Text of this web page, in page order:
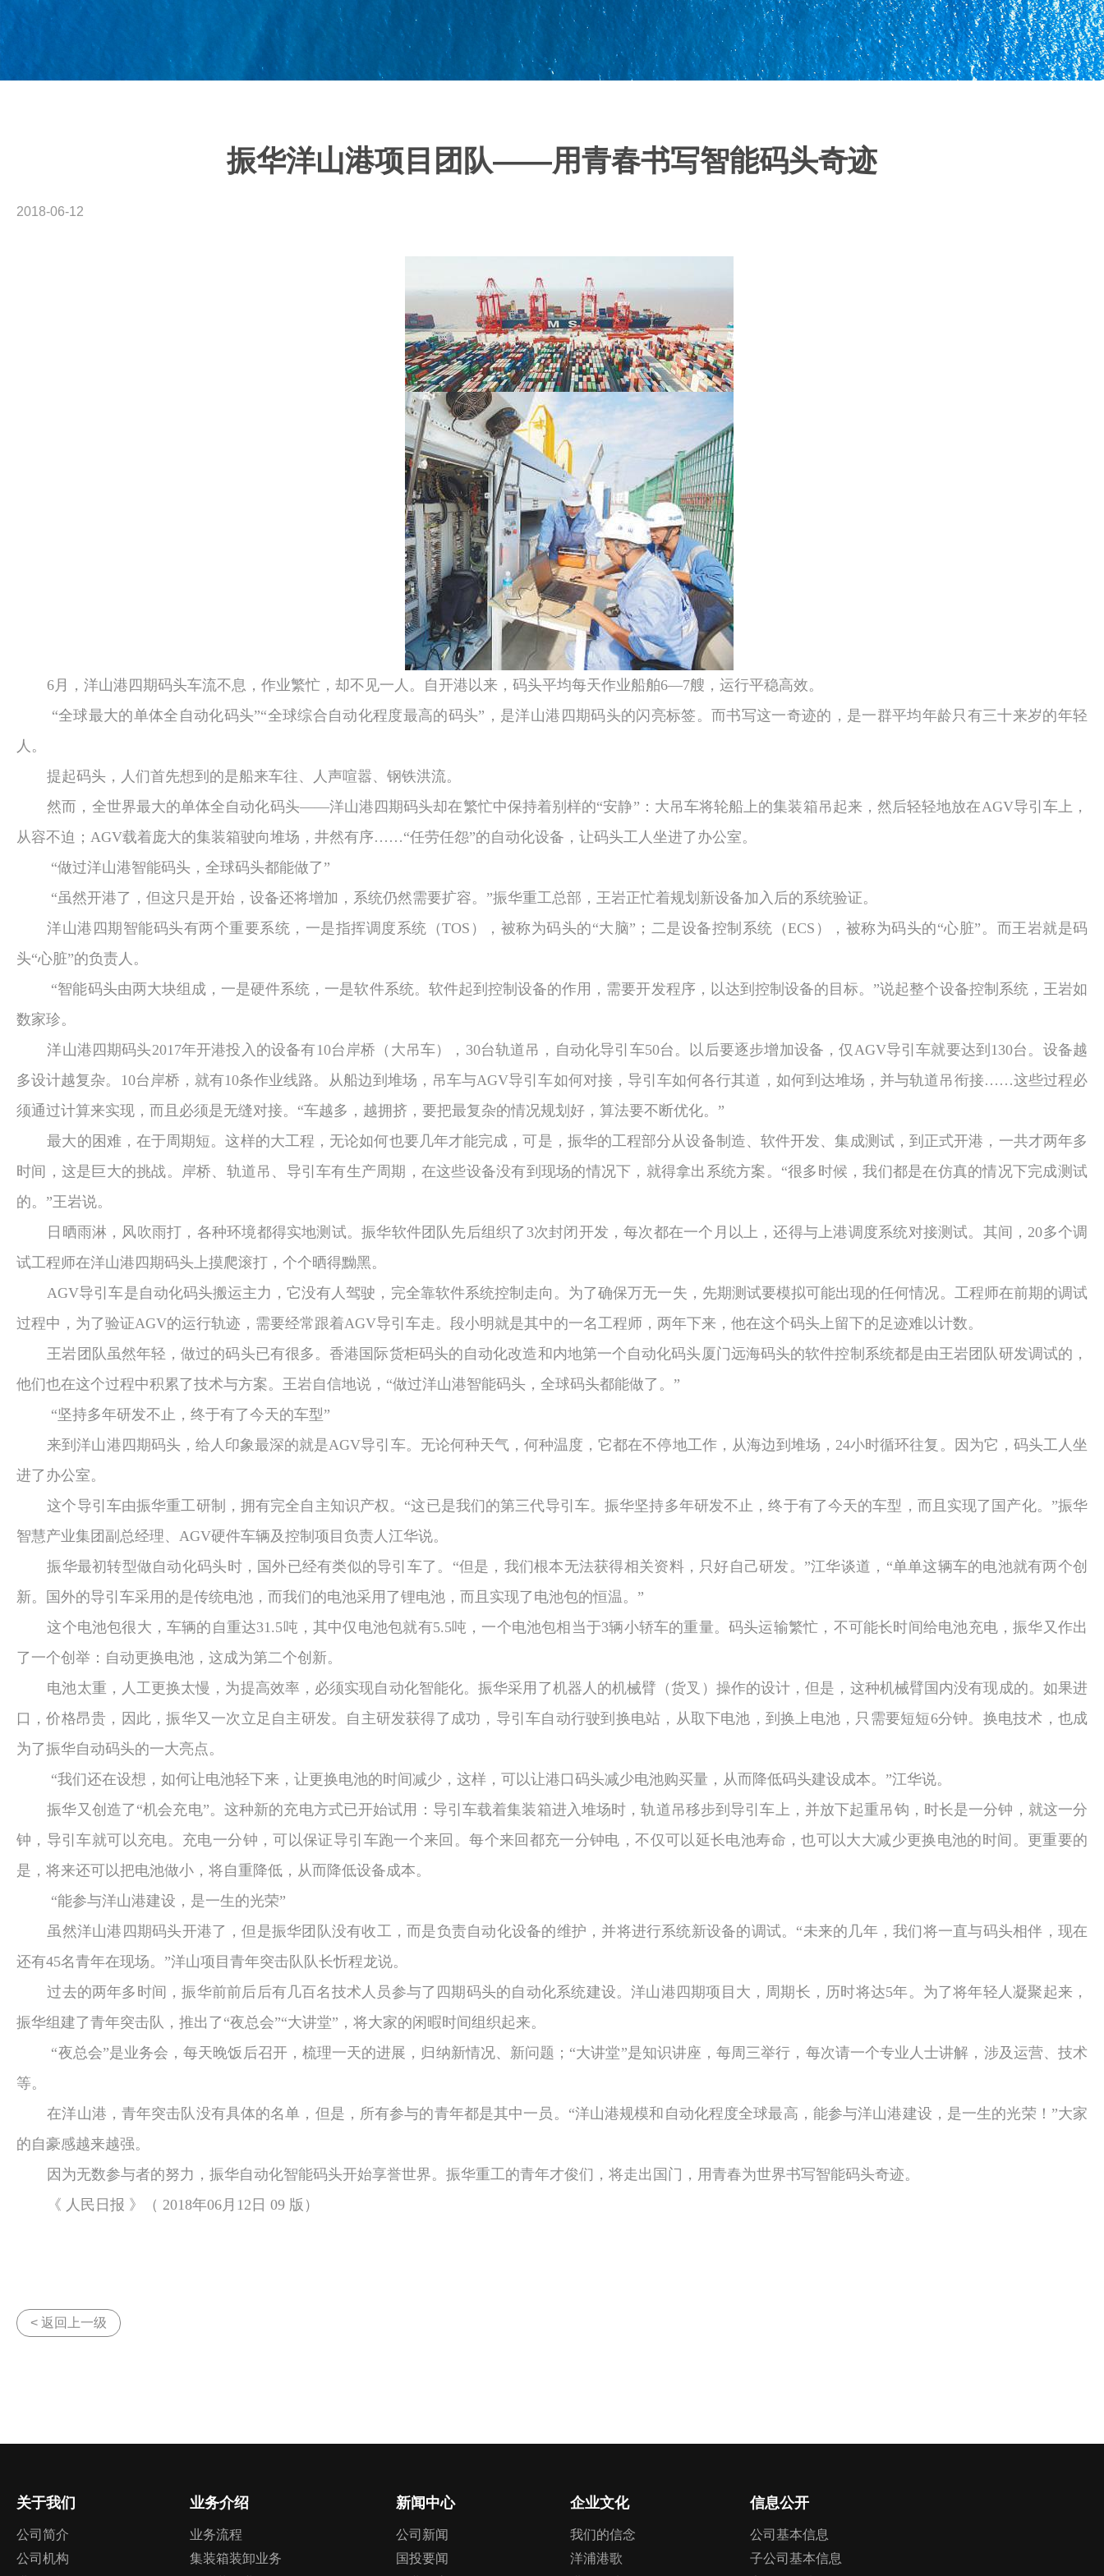
振华洋山港项目团队——用青春书写智能码头奇迹
2018-06-12
6月，洋山港四期码头车流不息，作业繁忙，却不见一人。自开港以来，码头平均每天作业船舶6—7艘，运行平稳高效。
“全球最大的单体全自动化码头”“全球综合自动化程度最高的码头”，是洋山港四期码头的闪亮标签。而书写这一奇迹的，是一群平均年龄只有三十来岁的年轻
人。
提起码头，人们首先想到的是船来车往、人声喧嚣、钢铁洪流。
然而，全世界最大的单体全自动化码头——洋山港四期码头却在繁忙中保持着别样的“安静”：大吊车将轮船上的集装箱吊起来，然后轻轻地放在AGV导引车上，
从容不迫； AGV载着庞大的集装箱驶向堆场，井然有序……“任劳任怨”的自动化设备，让码头工人坐进了办公室。
“做过洋山港智能码头，全球码头都能做了”
“虽然开港了，但这只是开始，设备还将增加，系统仍然需要扩容。”振华重工总部，王岩正忙着规划新设备加入后的系统验证。
洋山港四期智能码头有两个重要系统，一是指挥调度系统（TOS ），被称为码头的“大脑”；二是设备控制系统（ECS ），被称为码头的“心脏”。而王岩就是码
头“心脏”的负责人。
“智能码头由两大块组成，一是硬件系统，一是软件系统。软件起到控制设备的作用，需要开发程序，以达到控制设备的目标。”说起整个设备控制系统，王岩如
数家珍。
洋山港四期码头2017年开港投入的设备有10台岸桥（大吊车）， 30台轨道吊，自动化导引车50台。以后要逐步增加设备，仅AGV导引车就要达到 130台。设备越
多设计越复杂。 10台岸桥，就有10条作业线路。从船边到堆场，吊车与AGV导引车如何对接，导引车如何各行其道，如何到达堆场，并与轨道吊衔接……这些过程必
须通过计算来实现，而且必须是无缝对接。“车越多，越拥挤，要把最复杂的情况规划好，算法要不断优化。”
最大的困难，在于周期短。这样的大工程，无论如何也要几年才能完成，可是，振华的工程部分从设备制造、软件开发、集成测试，到正式开港，一共才两年多
时间，这是巨大的挑战。岸桥、轨道吊、导引车有生产周期，在这些设备没有到现场的情况下，就得拿出系统方案。“很多时候，我们都是在仿真的情况下完成测试
的。”王岩说。
日晒雨淋，风吹雨打，各种环境都得实地测试。振华软件团队先后组织了 3次封闭开发，每次都在一个月以上，还得与上港调度系统对接测试。其间，20多个调
试工程师在洋山港四期码头上摸爬滚打，个个晒得黝黑。
AGV导引车是自动化码头搬运主力，它没有人驾驶，完全靠软件系统控制走向。为了确保万无一失，先期测试要模拟可能出现的任何情况。工程师在前期的调试
过程中，为了验证AGV的运行轨迹，需要经常跟着AGV导引车走。段小明就是其中的一名工程师，两年下来，他在这个码头上留下的足迹难以计数。
王岩团队虽然年轻，做过的码头已有很多。香港国际货柜码头的自动化改造和内地第一个自动化码头厦门远海码头的软件控制系统都是由王岩团队研发调试的，
他们也在这个过程中积累了技术与方案。王岩自信地说，“做过洋山港智能码头，全球码头都能做了。”
“坚持多年研发不止，终于有了今天的车型”
来到洋山港四期码头，给人印象最深的就是AGV导引车。无论何种天气，何种温度，它都在不停地工作，从海边到堆场，24小时循环往复。因为它，码头工人坐
进了办公室。
这个导引车由振华重工研制，拥有完全自主知识产权。“这已是我们的第三代导引车。振华坚持多年研发不止，终于有了今天的车型，而且实现了国产化。”振华
智慧产业集团副总经理、 AGV硬件车辆及控制项目负责人江华说。
振华最初转型做自动化码头时，国外已经有类似的导引车了。“但是，我们根本无法获得相关资料，只好自己研发。”江华谈道，“单单这辆车的电池就有两个创
新。国外的导引车采用的是传统电池，而我们的电池采用了锂电池，而且实现了电池包的恒温。”
这个电池包很大，车辆的自重达31.5吨，其中仅电池包就有5.5吨，一个电池包相当于3辆小轿车的重量。码头运输繁忙，不可能长时间给电池充电，振华又作出
了一个创举：自动更换电池，这成为第二个创新。
电池太重，人工更换太慢，为提高效率，必须实现自动化智能化。振华采用了机器人的机械臂（货叉）操作的设计，但是，这种机械臂国内没有现成的。如果进
口，价格昂贵，因此，振华又一次立足自主研发。自主研发获得了成功，导引车自动行驶到换电站，从取下电池，到换上电池，只需要短短6分钟。换电技术，也成
为了振华自动码头的一大亮点。
“我们还在设想，如何让电池轻下来，让更换电池的时间减少，这样，可以让港口码头减少电池购买量，从而降低码头建设成本。”江华说。
振华又创造了“机会充电”。这种新的充电方式已开始试用：导引车载着集装箱进入堆场时，轨道吊移步到导引车上，并放下起重吊钩，时长是一分钟，就这一分
钟，导引车就可以充电。充电一分钟，可以保证导引车跑一个来回。每个来回都充一分钟电，不仅可以延长电池寿命，也可以大大减少更换电池的时间。更重要的
是，将来还可以把电池做小，将自重降低，从而降低设备成本。
“能参与洋山港建设，是一生的光荣”
虽然洋山港四期码头开港了，但是振华团队没有收工，而是负责自动化设备的维护，并将进行系统新设备的调试。“未来的几年，我们将一直与码头相伴，现在
还有45名青年在现场。”洋山项目青年突击队队长忻程龙说。
过去的两年多时间，振华前前后后有几百名技术人员参与了四期码头的自动化系统建设。洋山港四期项目大，周期长，历时将达5年。为了将年轻人凝聚起来，
振华组建了青年突击队，推出了“夜总会”“大讲堂”，将大家的闲暇时间组织起来。
“夜总会”是业务会，每天晚饭后召开，梳理一天的进展，归纳新情况、新问题；“大讲堂”是知识讲座，每周三举行，每次请一个专业人士讲解，涉及运营、技术
等。
在洋山港，青年突击队没有具体的名单，但是，所有参与的青年都是其中一员。“洋山港规模和自动化程度全球最高，能参与洋山港建设，是一生的光荣！”大家
的自豪感越来越强。
因为无数参与者的努力，振华自动化智能码头开始享誉世界。振华重工的青年才俊们，将走出国门，用青春为世界书写智能码头奇迹。
《 人民日报 》（ 2018年06月 12 日 09 版）
< 返回上一级
关于我们
公司简介
公司机构
业务介绍
业务流程
集装箱装卸业务
新闻中心
公司新闻
国投要闻
企业文化
我们的信念
洋浦港歌
信息公开
公司基本信息
子公司基本信息